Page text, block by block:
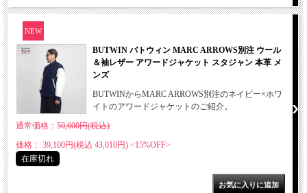
NEW
BUTWIN バトウィン MARC ARROWS別注 ウール
＆袖レザー アワードジャケット スタジャン 本革 メ
ンズ
BUTWINからMARC ARROWS別注のネイビー×ホワ
イトのアワードジャケットのご紹介。
通常価格： 50,600円(税込)
価格： 39,100円(税込 43,010円) <15%OFF>
在庫切れ